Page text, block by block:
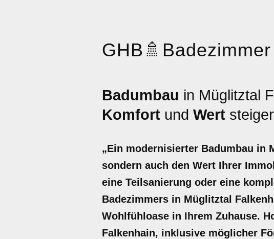
GHB 🚿 Badezimmer
Badumbau in Müglitztal
Komfort und Wert
„Ein modernisierter Badumbau in
sondern auch den Wert Ihrer
eine Teilsanierung oder eine
Badezimmers in Müglitztal
Wohlfühloase in Ihrem Zuhause.
Falkenhain, inklusive möglicher